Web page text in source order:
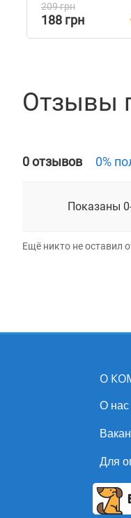
209 грн
188 грн
Отзывы
0 отзывов 0%
Показаны
Ещё никто не оставил
О
О нас
Для